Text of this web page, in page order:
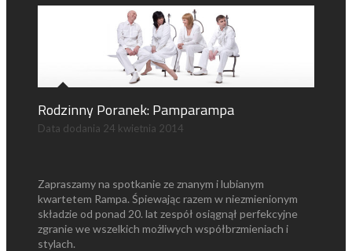
Rodzinny Poranek: Pamparampa
Data dodania 24 kwietnia 2014
Zapraszamy na spotkanie ze znanym i lubianym
kwartetem Rampa. Śpiewając razem w niezmienionym
składzie od ponad 20. lat zespół osiągnął perfekcyjne
zgranie we wszelkich możliwych współbrzmieniach i
stylach.